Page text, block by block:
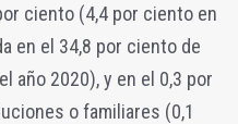
ciento (4,4 por ciento en
en el 34,8 por ciento de
año 2020), y en el 0,3 por
o familiares (0,1